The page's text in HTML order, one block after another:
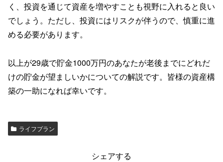
く、投資を通じて資産を増やすことも視野に入れると良い
でしょう。ただし、投資にはリスクが伴うので、慎重に進
める必要があります。
以上が29歳で貯金1000万円のあなたが老後までにどれだ
けの貯金が望ましいかについての解説です。皆様の資産構
築の一助になれば幸いです。
ライフプラン
シェアする